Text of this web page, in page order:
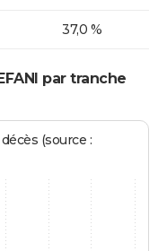
37,0 %
par tranche
(source :